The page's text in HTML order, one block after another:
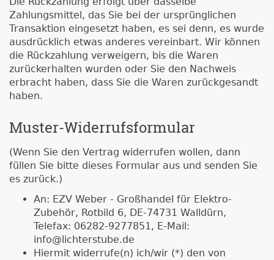
Zahlungsmittel, das Sie bei der ursprünglichen
Transaktion eingesetzt haben, es sei denn, es wurde
ausdrücklich etwas anderes vereinbart. Wir können
die Rückzahlung verweigern, bis die Waren
zurückerhalten wurden oder Sie den Nachweis
erbracht haben, dass Sie die Waren zurückgesandt
haben.
Muster-Widerrufsformular
(Wenn Sie den Vertrag widerrufen wollen, dann
füllen Sie bitte dieses Formular aus und senden Sie
es zurück.)
An: EZV Weber - Großhandel für Elektro-
Zubehör, Rotbild 6, DE-74731 Walldürn,
Telefax: 06282-9277851, E-Mail:
info@lichterstube.de
Hiermit widerrufe(n) ich/wir (*) den von